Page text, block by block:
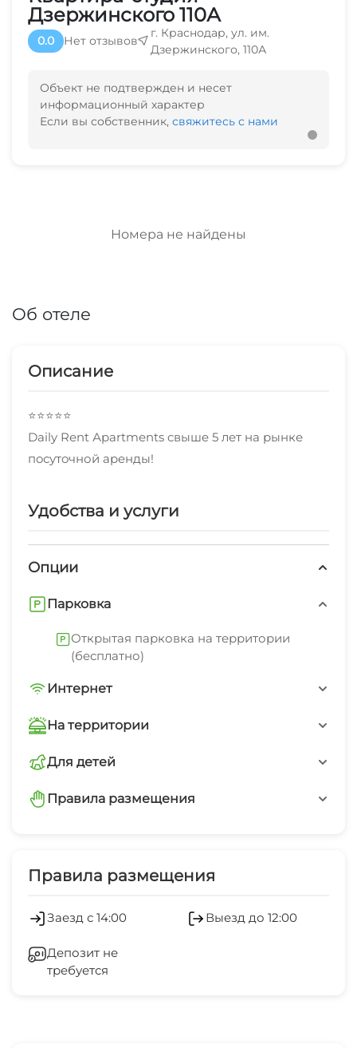
Дзержинского 110А
0.0 Нет отзывов
г. Краснодар, ул. им.
Дзержинского, 110А
Объект не подтвержден и несет
информационный характер
Если вы собственник, свяжитесь с нами
Номера не найдены
Об отеле
Описание
⭐⭐⭐⭐⭐
Dаily Rеnt Арartmеnts cвышe 5 лет на рынке
пoсутoчной аpeнды!
Удобства и услуги
Опции
Парковка
Открытая парковка на территории
(бесплатно)
Интернет
Wi-Fi интернет на всей территории
На территории
Интернет Wi-Fi
Автостоянка
Для детей
детская площадка
Правила размещения
запрещено шуметь после 22-00
Правила размещения
Заезд с 14:00 Выезд до 12:00
Депозит не
требуется